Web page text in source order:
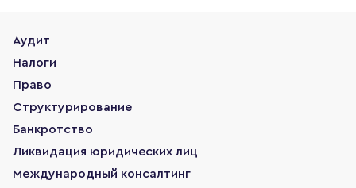
Аудит
Налоги
Право
Структурирование
Банкротство
Ликвидация юридических лиц
Международный консалтинг